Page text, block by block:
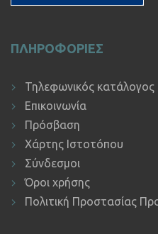
ΠΛΗΡΟΦΟΡΙΕΣ
Τηλεφωνικός κατάλογος
Επικοινωνία
Πρόσβαση
Χάρτης Ιστοτόπου
Σύνδεσμοι
Όροι χρήσης
Πολιτική Προστασίας